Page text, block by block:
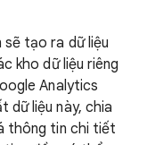
sẽ tạo ra dữ liệu
kho dữ liệu riêng
Analytics
dữ liệu này, chia
thông tin chi tiết